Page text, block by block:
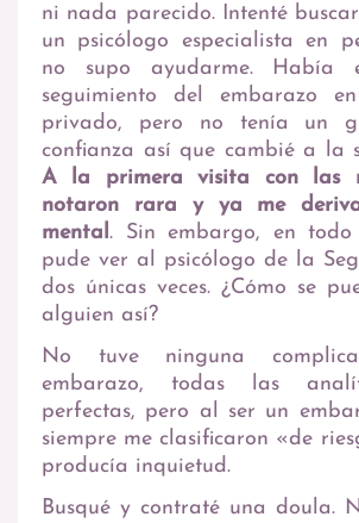
ni nada parecido. Intenté
un psicólogo especialista en
no supo ayudarme. Había
seguimiento del embarazo
privado, pero no tenía un
confianza así que cambié a la
A la primera visita con las
notaron rara y ya me
mental. Sin embargo, en todo
pude ver al psicólogo de la
dos únicas veces. ¿Cómo se
alguien así?
No tuve ninguna
embarazo, todas las
perfectas, pero al ser un
siempre me clasificaron «de
producía inquietud.
Busqué y contraté una doula.